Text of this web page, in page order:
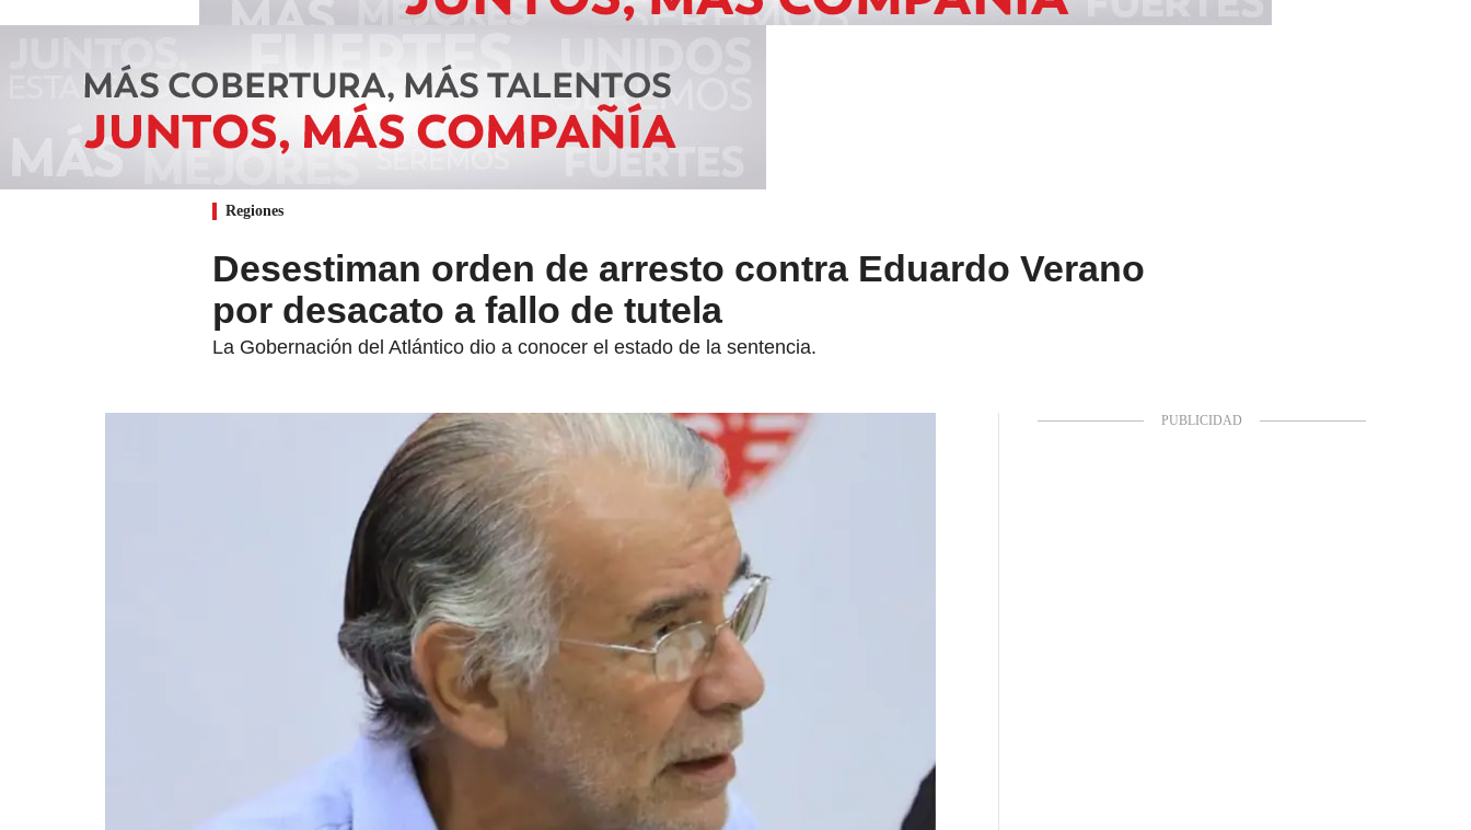
Regiones
Desestiman orden de arresto contra Eduardo Verano
por desacato a fallo de tutela
La Gobernación del Atlántico dio a conocer el estado de la sentencia.